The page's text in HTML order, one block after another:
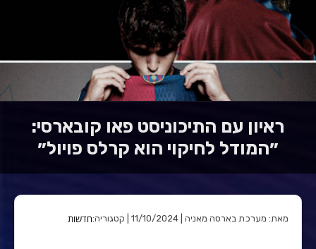
ראיון עם התיכוניסט פאו קובארסי:
״המודל לחיקוי הוא קרלס פויול״
מאת: מערכת בארסה מאניה | 11/10/2024 | קטגוריה: חדשות